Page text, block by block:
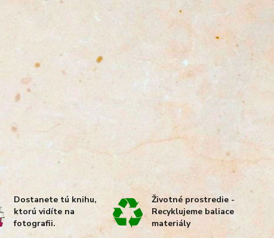
Dostanete tú knihu,
ktorú vidíte na
fotografii.
Životné prostredie -
Recyklujeme baliace
materiály